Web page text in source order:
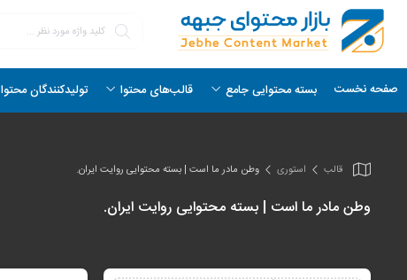
صفحه نخست بسته محتوایی جامع قالب‌های محتوا تولیدکنندگان محتوا
قالب استوری وطن مادر ما است | بسته محتوایی روایت ایران.
وطن مادر ما است | بسته محتوایی روایت ایران.